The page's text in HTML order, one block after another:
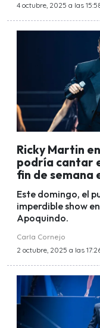
4 octubre, 2025 a las
Ricky Martin
podría cantar
fin de semana
Este domingo, el
imperdible show
Apoquindo.
Carla Cornejo
2 octubre, 2025 a las